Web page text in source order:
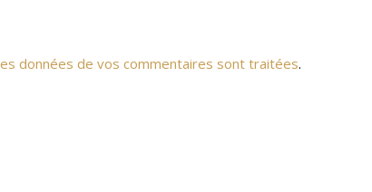
données de vos commentaires sont traitées.